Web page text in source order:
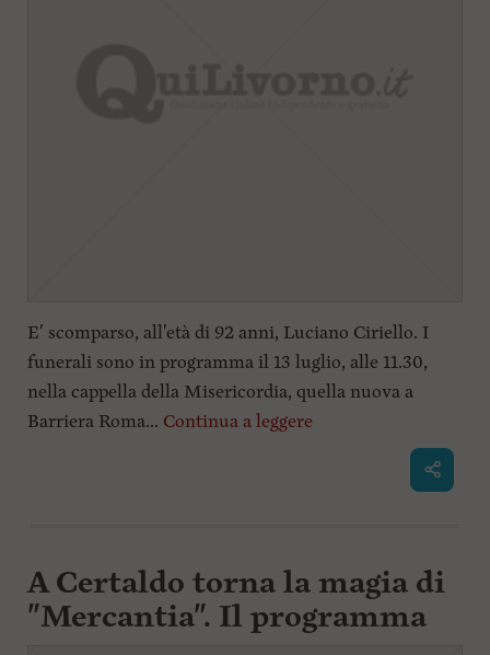
E' scomparso, all'età di 92 anni, Luciano Ciriello. I
funerali sono in programma il 13 luglio, alle 11.30,
nella cappella della Misericordia, quella nuova a
Barriera Roma... Continua a leggere
A Certaldo torna la magia di
"Mercantia". Il programma